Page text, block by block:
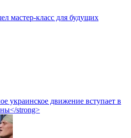
мастер-класс для будущих
украинское движение вступает в
strong>